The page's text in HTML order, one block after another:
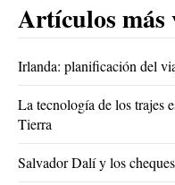
Artículos más
Irlanda: planificación del
La tecnología de los trajes
Tierra
Salvador Dalí y los cheques